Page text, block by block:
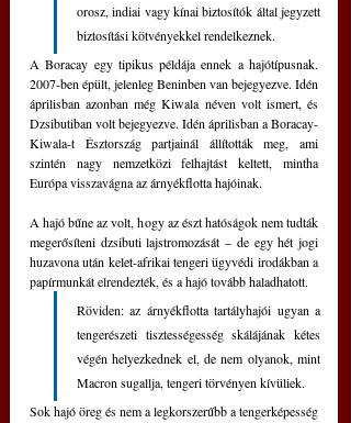
orosz, indiai vagy kínai biztosítók által jegyzett
biztosítási kötvényekkel rendelkeznek.
A Boracay egy tipikus példája ennek a hajótípusnak.
2007-ben épült, jelenleg Beninben van bejegyezve. Idén
áprilisban azonban még Kiwala néven volt ismert, és
Dzsibutiban volt bejegyezve. Idén áprilisban a Boracay-
Kiwala-t Észtország partjainál állították meg, ami
szintén nagy nemzetközi felhajtást keltett, mintha
Európa visszavágna az árnyékflotta hajóinak.
A hajó bűne az volt, hogy az észt hatóságok nem tudták
megerősíteni dzsibuti lajstromozását – de egy hét jogi
huzavona után kelet-afrikai tengeri ügyvédi irodákban a
papírmunkát elrendezték, és a hajó tovább haladhatott.
Röviden: az árnyékflotta tartályhajói ugyan a
tengerészeti tisztességesség skálájának kétes
végén helyezkednek el, de nem olyanok, mint
Macron sugallja, tengeri törvényen kívüliek.
Sok hajó öreg és nem a legkorszerűbb a tengerképesség